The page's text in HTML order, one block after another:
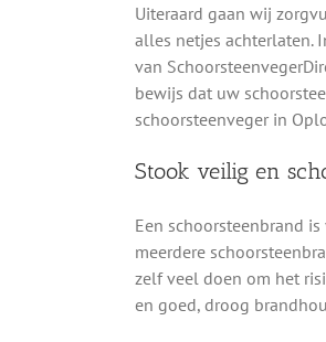
Uiteraard gaan wij
alles netjes achterlaten.
van
bewijs dat uw
schoorsteenveger in
Stook veilig en
Een schoorsteenbrand
meerdere
zelf veel doen om het
en goed, droog